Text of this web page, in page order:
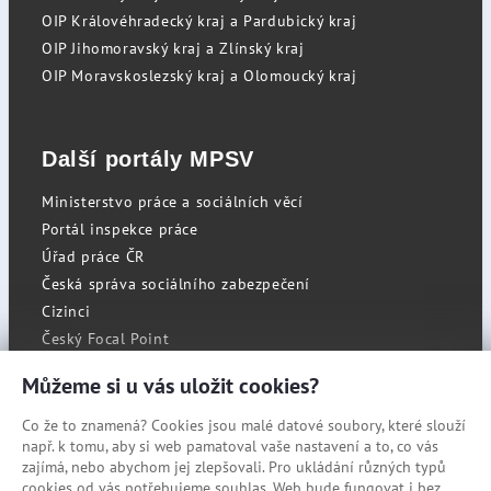
OIP Královéhradecký kraj a Pardubický kraj
OIP Jihomoravský kraj a Zlínský kraj
OIP Moravskoslezský kraj a Olomoucký kraj
Další portály MPSV
Ministerstvo práce a sociálních věcí
Portál inspekce práce
Úřad práce ČR
Česká správa sociálního zabezpečení
Cizinci
Český Focal Point
RSS
Cookies
Můžeme si u vás uložit cookies?
Co že to znamená? Cookies jsou malé datové soubory, které slouží
např. k tomu, aby si web pamatoval vaše nastavení a to, co vás
zajímá, nebo abychom jej zlepšovali. Pro ukládání různých typů